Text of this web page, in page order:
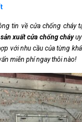
tin về cửa chống cháy
xuất cửa chống cháyuy
với nhu cầu của từng
miễn phí ngay thôi nào!